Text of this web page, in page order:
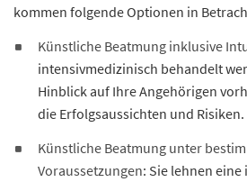
kommen folgende Optionen in
Künstliche Beatmung inklusive
intensivmedizinisch behandelt
Hinblick auf Ihre Angehörigen
die Erfolgsaussichten und Risiken.
Künstliche Beatmung unter
Voraussetzungen: Sie lehnen